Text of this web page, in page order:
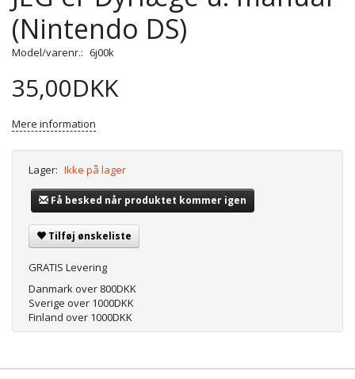
(Nintendo DS)
Model/varenr.: 6j00k
35,00DKK
Mere information
Lager: Ikke på lager
Få besked når produktet kommer igen
Tilføj ønskeliste
GRATIS Levering
Danmark over 800DKK
Sverige over 1000DKK
Finland over 1000DKK